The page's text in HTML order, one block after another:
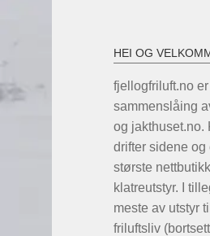
HEI OG
fjellogfriluft.no er
sammenslåing
og jakthuset.no.
drifter sidene og
største
klatreutstyr. I
meste av utstyr
friluftsliv